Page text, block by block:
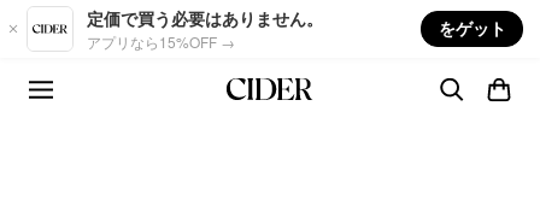
Skip to main content
定価で買う必要はありません。
アプリなら15%OFF →
をゲット